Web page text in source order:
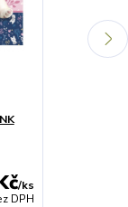
/ks
DPH